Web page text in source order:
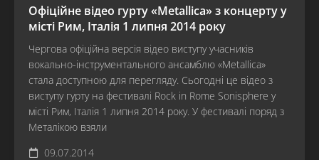
Офіційне відео гурту «Metallica» з концерту у
місті Рим, Італія 1 липня 2014 року
Чергова офіційна версія відео виступу учасників
вокально-інструментального ансамблю «Metallica»
стала доступною для перегляду. Сьогодні це відео з
виступу гурту на фестивалі Rock in Rome Sonisphere у
місті Рим, Італія 1 липня 2014 року. У фестивалі поряд з
Металікою взяли
09.07.2014